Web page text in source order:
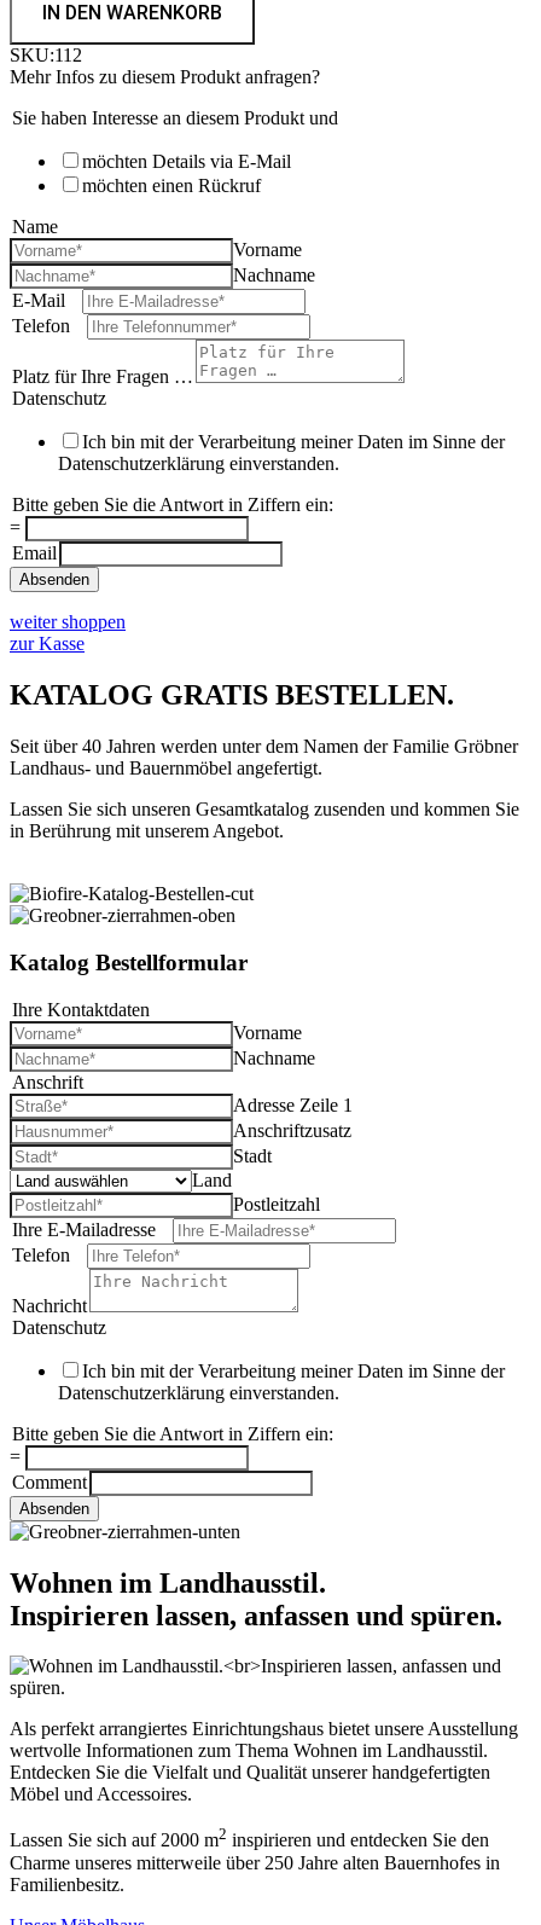
IN DEN WARENKORB
SKU:112
Mehr Infos zu diesem Produkt anfragen?
Sie haben Interesse an diesem Produkt und
möchten Details via E-Mail
möchten einen Rückruf
Name
Vorname
Nachname
E-Mail
Telefon
Platz für Ihre Fragen …
Datenschutz
Ich bin mit der Verarbeitung meiner Daten im Sinne der
Datenschutzerklärung einverstanden.
Bitte geben Sie die Antwort in Ziffern ein:
=
Email
Absenden
weiter shoppen
zur Kasse
KATALOG GRATIS BESTELLEN.
Seit über 40 Jahren werden unter dem Namen der Familie Gröbner
Landhaus- und Bauernmöbel angefertigt.
Lassen Sie sich unseren Gesamtkatalog zusenden und kommen Sie
in Berührung mit unserem Angebot.
Katalog Bestellformular
Ihre Kontaktdaten
Vorname
Nachname
Anschrift
Adresse Zeile 1
Anschriftzusatz
Stadt
Land
Postleitzahl
Ihre E-Mailadresse
Telefon
Nachricht
Datenschutz
Ich bin mit der Verarbeitung meiner Daten im Sinne der
Datenschutzerklärung einverstanden.
Bitte geben Sie die Antwort in Ziffern ein:
=
Comment
Absenden
Wohnen im Landhausstil.
Inspirieren lassen, anfassen und spüren.
Als perfekt arrangiertes Einrichtungshaus bietet unsere Ausstellung
wertvolle Informationen zum Thema Wohnen im Landhausstil.
Entdecken Sie die Vielfalt und Qualität unserer handgefertigten
Möbel und Accessoires.
Lassen Sie sich auf 2000 m2 inspirieren und entdecken Sie den
Charme unseres mitterweile über 250 Jahre alten Bauernhofes in
Familienbesitz.